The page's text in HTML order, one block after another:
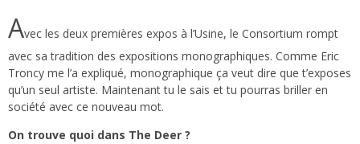
Avec les deux premières expos à l’Usine, le Consortium rompt
avec sa tradition des expositions monographiques. Comme Eric
Troncy me l’a expliqué, monographique ça veut dire que t’exposes
qu’un seul artiste. Maintenant tu le sais et tu pourras briller en
société avec ce nouveau mot.
On trouve quoi dans The Deer ?